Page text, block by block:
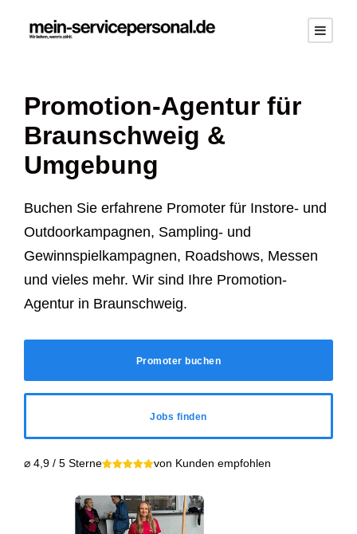
Promotion-Agentur für
Braunschweig &
Umgebung
Buchen Sie erfahrene Promoter für Instore- und
Outdoorkampagnen, Sampling- und
Gewinnspielkampagnen, Roadshows, Messen
und vieles mehr. Wir sind Ihre Promotion-
Agentur in Braunschweig.
Promoter buchen
Jobs finden
⌀ 4,9 / 5 Sterne von Kunden empfohlen